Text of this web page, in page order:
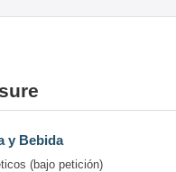
y Bebida
(bajo petición)